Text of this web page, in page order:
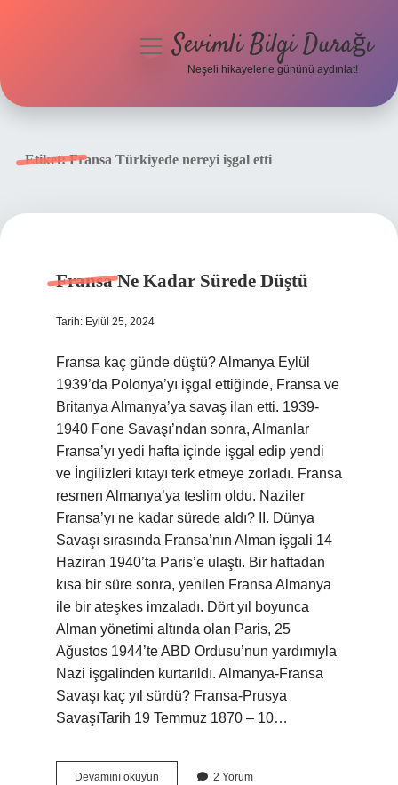
menüyüSevimli Bilgi Durağı
Neşeli hikayelerle gününü aydınlat!
Etiket:Fransa Türkiyede nereyi işgal etti
Fransa Ne Kadar Sürede Düştü
Tarih: Eylül 25, 2024
Fransa kaç günde düştü? Almanya Eylül
1939’da Polonya’yı işgal ettiğinde, Fransa ve
Britanya Almanya’ya savaş ilan etti. 1939-
1940 Fone Savaşı’ndan sonra, Almanlar
Fransa’yı yedi hafta içinde işgal edip yendi
ve İngilizleri kıtayı terk etmeye zorladı. Fransa
resmen Almanya’ya teslim oldu. Naziler
Fransa’yı ne kadar sürede aldı? II. Dünya
Savaşı sırasında Fransa’nın Alman işgali 14
Haziran 1940’ta Paris’e ulaştı. Bir haftadan
kısa bir süre sonra, yenilen Fransa Almanya
ile bir ateşkes imzaladı. Dört yıl boyunca
Alman yönetimi altında olan Paris, 25
Ağustos 1944’te ABD Ordusu’nun yardımıyla
Nazi işgalinden kurtarıldı. Almanya-Fransa
Savaşı kaç yıl sürdü? Fransa-Prusya
SavaşıTarih 19 Temmuz 1870 – 10…
Devamını okuyun 2 Yorum